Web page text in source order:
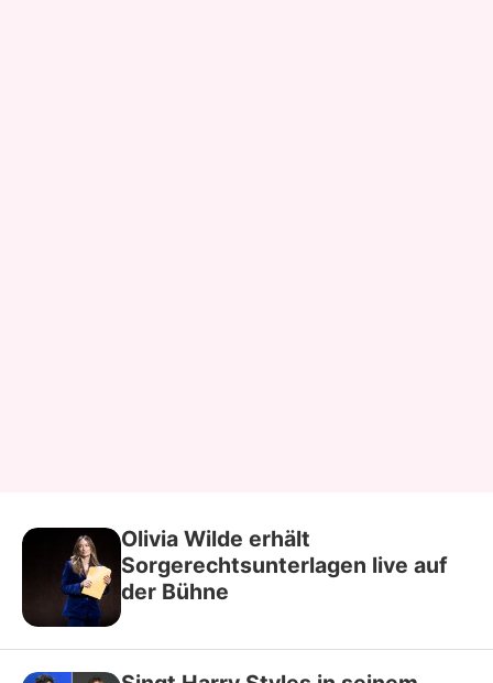
Olivia Wilde erhält
Sorgerechtsunterlagen live auf
der Bühne